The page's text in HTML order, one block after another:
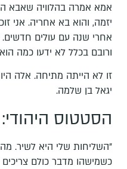
אמא אמרה בהלוויה שאבא
יזמה, והוא בא אחריה. אני
אחרי שנה עם עולים
ורובם בכלל לא ידעו כמה
זו לא הייתה מתיחה. אלה
יגאל בן שלמה.
הסטטוס היהודי:
"השליחות שלי היא לשיר.
כשמישהו מדבר כולם